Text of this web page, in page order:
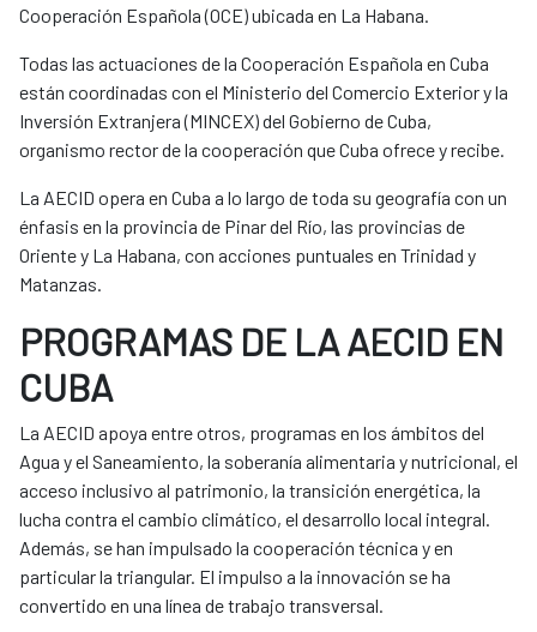
Cooperación Española (OCE) ubicada en La Habana.
Todas las actuaciones de la Cooperación Española en Cuba
están coordinadas con el Ministerio del Comercio Exterior y la
Inversión Extranjera (MINCEX) del Gobierno de Cuba,
organismo rector de la cooperación que Cuba ofrece y recibe.
La AECID opera en Cuba a lo largo de toda su geografía con un
énfasis en la provincia de Pinar del Río, las provincias de
Oriente y La Habana, con acciones puntuales en Trinidad y
Matanzas.
PROGRAMAS DE LA AECID EN
CUBA
La AECID apoya entre otros, programas en los ámbitos del
Agua y el Saneamiento, la soberanía alimentaria y nutricional, el
acceso inclusivo al patrimonio, la transición energética, la
lucha contra el cambio climático, el desarrollo local integral.
Además, se han impulsado la cooperación técnica y en
particular la triangular. El impulso a la innovación se ha
convertido en una línea de trabajo transversal.